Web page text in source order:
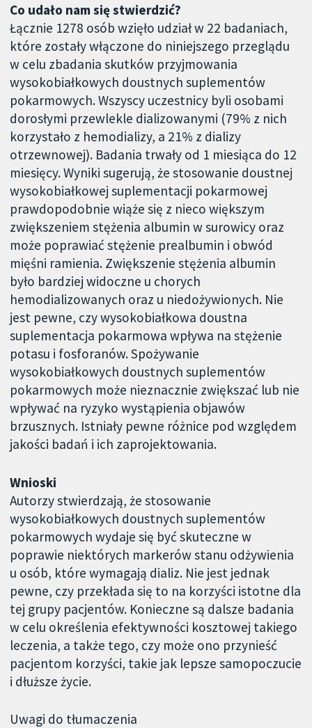
Co udało nam się stwierdzić?
Łącznie 1278 osób wzięło udział w 22 badaniach,
które zostały włączone do niniejszego przeglądu
w celu zbadania skutków przyjmowania
wysokobiałkowych doustnych suplementów
pokarmowych. Wszyscy uczestnicy byli osobami
dorosłymi przewlekle dializowanymi (79% z nich
korzystało z hemodializy, a 21% z dializy
otrzewnowej). Badania trwały od 1 miesiąca do 12
miesięcy. Wyniki sugerują, że stosowanie doustnej
wysokobiałkowej suplementacji pokarmowej
prawdopodobnie wiąże się z nieco większym
zwiększeniem stężenia albumin w surowicy oraz
może poprawiać stężenie prealbumin i obwód
mięśni ramienia. Zwiększenie stężenia albumin
było bardziej widoczne u chorych
hemodializowanych oraz u niedożywionych. Nie
jest pewne, czy wysokobiałkowa doustna
suplementacja pokarmowa wpływa na stężenie
potasu i fosforanów. Spożywanie
wysokobiałkowych doustnych suplementów
pokarmowych może nieznacznie zwiększać lub nie
wpływać na ryzyko wystąpienia objawów
brzusznych. Istniały pewne różnice pod względem
jakości badań i ich zaprojektowania.
Wnioski
Autorzy stwierdzają, że stosowanie
wysokobiałkowych doustnych suplementów
pokarmowych wydaje się być skuteczne w
poprawie niektórych markerów stanu odżywienia
u osób, które wymagają dializ. Nie jest jednak
pewne, czy przekłada się to na korzyści istotne dla
tej grupy pacjentów. Konieczne są dalsze badania
w celu określenia efektywności kosztowej takiego
leczenia, a także tego, czy może ono przynieść
pacjentom korzyści, takie jak lepsze samopoczucie
i dłuższe życie.
Uwagi do tłumaczenia